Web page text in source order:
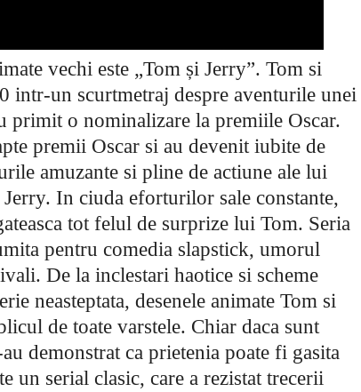
vechi este „Tom și Jerry”. Tom si
intr-un scurtmetraj despre aventurile unei
primit o nominalizare la premiile Oscar.
premii Oscar si au devenit iubite de
amuzante si pline de actiune ale lui
In ciuda eforturilor sale constante,
tot felul de surprize lui Tom. Seria
pentru comedia slapstick, umorul
De la inclestari haotice si scheme
neasteptata, desenele animate Tom si
de toate varstele. Chiar daca sunt
demonstrat ca prietenia poate fi gasita
un serial clasic, care a rezistat trecerii